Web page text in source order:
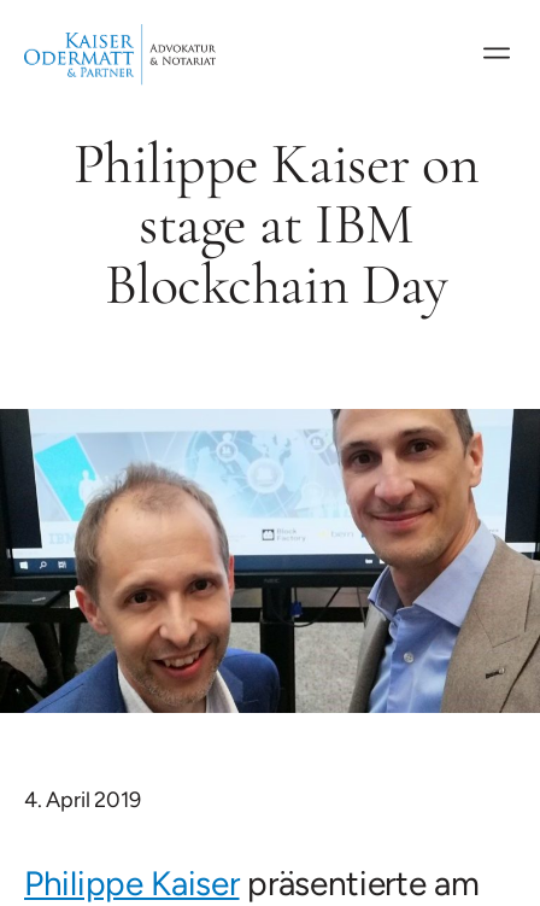
Philippe Kaiser on
stage at IBM
Blockchain Day
4. April 2019
Philippe Kaiserpräsentierte am